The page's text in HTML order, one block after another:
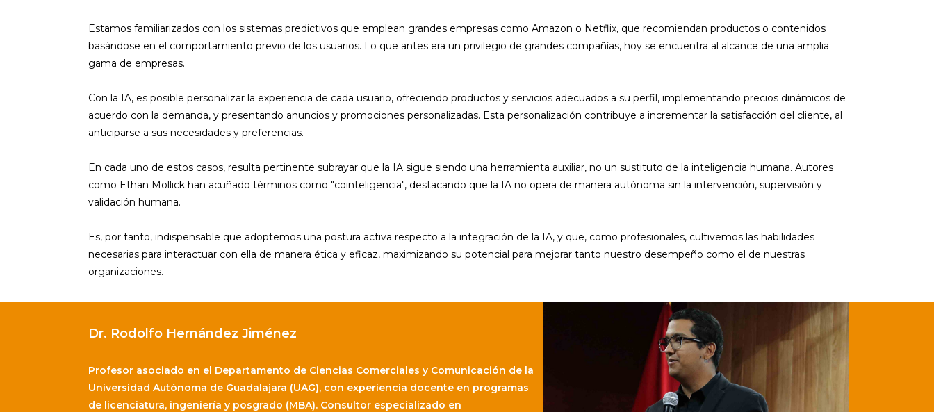
Estamos familiarizados con los sistemas predictivos que emplean grandes empresas como Amazon o Netflix, que recomiendan productos o contenidos
basándose en el comportamiento previo de los usuarios. Lo que antes era un privilegio de grandes compañías, hoy se encuentra al alcance de una amplia
gama de empresas.
Con la IA, es posible personalizar la experiencia de cada usuario, ofreciendo productos y servicios adecuados a su perfil, implementando precios dinámicos de
acuerdo con la demanda, y presentando anuncios y promociones personalizadas. Esta personalización contribuye a incrementar la satisfacción del cliente, al
anticiparse a sus necesidades y preferencias.
En cada uno de estos casos, resulta pertinente subrayar que la IA sigue siendo una herramienta auxiliar, no un sustituto de la inteligencia humana. Autores
como Ethan Mollick han acuñado términos como "cointeligencia", destacando que la IA no opera de manera autónoma sin la intervención, supervisión y
validación humana.
Es, por tanto, indispensable que adoptemos una postura activa respecto a la integración de la IA, y que, como profesionales, cultivemos las habilidades
necesarias para interactuar con ella de manera ética y eficaz, maximizando su potencial para mejorar tanto nuestro desempeño como el de nuestras
organizaciones.
Dr. Rodolfo Hernández Jiménez
Profesor asociado en el Departamento de Ciencias Comerciales y Comunicación de la
Universidad Autónoma de Guadalajara (UAG), con experiencia docente en programas
de licenciatura, ingeniería y posgrado (MBA). Consultor especializado en